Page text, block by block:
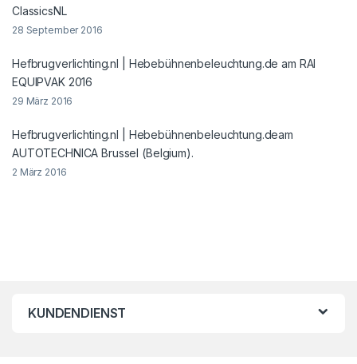
ClassicsNL
28 September 2016
Hefbrugverlichting.nl | Hebebühnenbeleuchtung.de am RAI
EQUIPVAK 2016
29 März 2016
Hefbrugverlichting.nl | Hebebühnenbeleuchtung.deam
AUTOTECHNICA Brussel (Belgium).
2 März 2016
KUNDENDIENST